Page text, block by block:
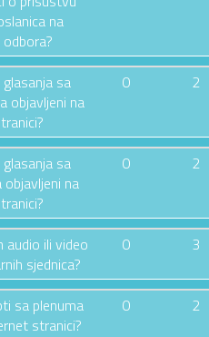
na
sa
objavljeni na
0 2
sa
na
0 2
audio ili video
sjednica?
0 3
sa plenuma
stranici?
0 2